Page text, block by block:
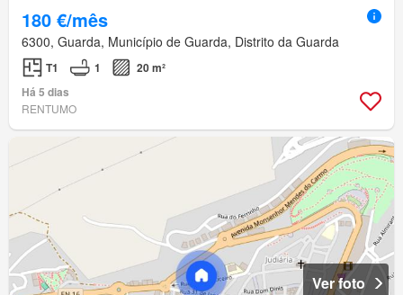
180 €/mês
6300, Guarda, Município de Guarda, Distrito da Guarda
T1 1
20 m²
Há 5 dias
RENTUMO
Ver foto